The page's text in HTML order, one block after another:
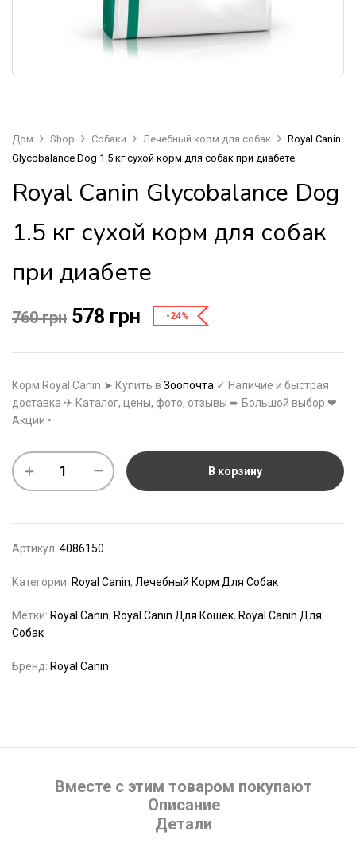
Дом Shop Собаки Лечебный корм для собак
Royal Canin
Glycobalance Dog 1.5 кг сухой корм для собак при диабете
Royal Canin Glycobalance Dog
1.5 кг сухой корм для собак
при диабете
760грн 578 грн -24%
Корм Royal Canin ➤ Купить в Зоопочта ✓ Наличие и быстрая
доставка ✈ Каталог, цены, фото, отзывы ➨ Большой выбор ❤
Акции •
В корзину
Артикул: 4086150
Категории: Royal Canin, Лечебный Корм Для Собак
Метки: Royal Canin, Royal Canin Для Кошек, Royal Canin Для
Собак
Бренд: Royal Canin
Вместе с этим товаром покупают
Описание
Детали